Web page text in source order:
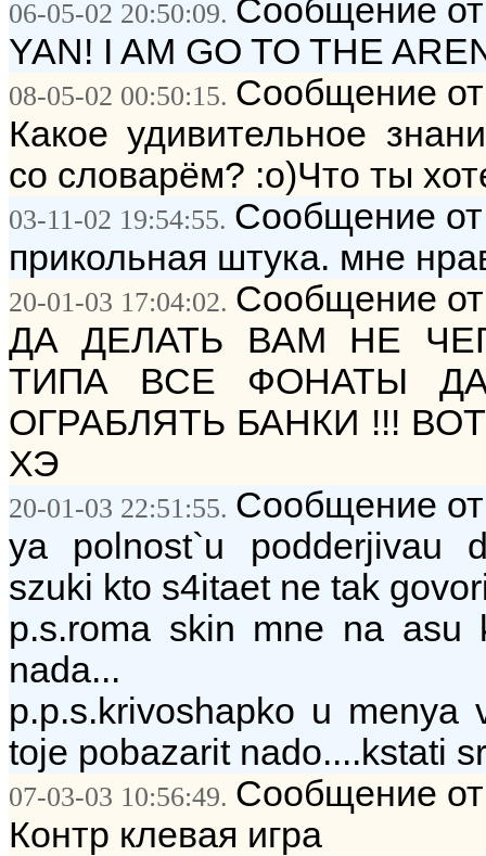
06-05-02 20:50:09. Сообщение
YAN! I AM GO TO THE
08-05-02 00:50:15. Сообщение
Какое удивительное
со словарём? :о)Что ты
03-11-02 19:54:55. Сообщение
прикольная штука. мне
20-01-03 17:04:02. Сообщение
ДА ДЕЛАТЬ ВАМ НЕ
ТИПА ВСЕ ФОНАТЫ
ОГРАБЛЯТЬ БАНКИ !!!
ХЭ
20-01-03 22:51:55. Сообщение
ya polnost`u podderjivau
szuki kto s4itaet ne tak
p.s.roma skin mne na asu
nada...
p.p.s.krivoshapko u
toje pobazarit nado....kstati
07-03-03 10:56:49. Сообщение
Контр клевая игра